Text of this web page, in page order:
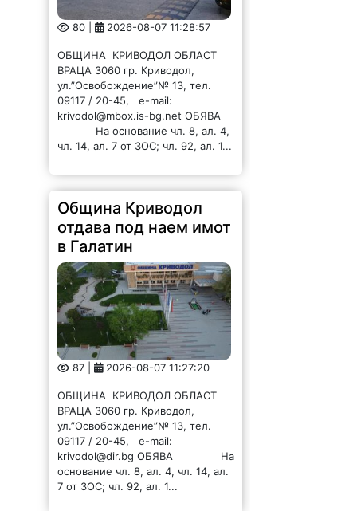
80 | 2026-08-07 11:28:57
ОБЩИНА КРИВОДОЛ ОБЛАСТ
ВРАЦА 3060 гр. Криводол,
ул.”Освобождение”№ 13, тел.
09117 / 20-45, e-mail:
krivodol@mbox.is-bg.net ОБЯВА
На основание чл. 8, ал. 4,
чл. 14, ал. 7 от ЗОС; чл. 92, ал. 1...
Община Криводол
отдава под наем имот
в Галатин
87 | 2026-08-07 11:27:20
ОБЩИНА КРИВОДОЛ ОБЛАСТ
ВРАЦА 3060 гр. Криводол,
ул.”Освобождение”№ 13, тел.
09117 / 20-45, e-mail:
krivodol@dir.bg ОБЯВА На
основание чл. 8, ал. 4, чл. 14, ал.
7 от ЗОС; чл. 92, ал. 1...